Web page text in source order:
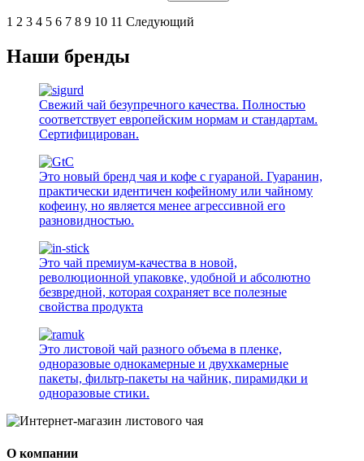
1 2 3 4 5 6 7 8 9 10 11 Следующий
Наши бренды
Свежий чай безупречного качества. Полностью
соответствует европейским нормам и стандартам.
Сертифицирован.
Это новый бренд чая и кофе с гуараной. Гуаранин,
практически идентичен кофейному или чайному
кофеину, но является менее агрессивной его
разновидностью.
Это чай премиум-качества в новой,
революционной упаковке, удобной и абсолютно
безвредной, которая сохраняет все полезные
свойства продукта
Это листовой чай разного объема в пленке,
одноразовые однокамерные и двухкамерные
пакеты, фильтр-пакеты на чайник, пирамидки и
одноразовые стики.
О компании